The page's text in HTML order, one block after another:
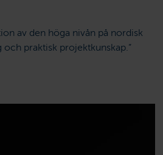
av den höga nivån på nordisk
praktisk projektkunskap.”